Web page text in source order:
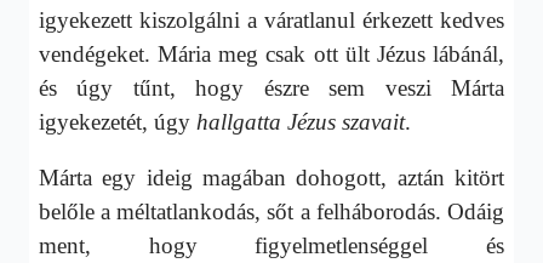
igyekezett kiszolgálni a váratlanul érkezett kedves
vendégeket. Mária meg csak ott ült Jézus lábánál,
és úgy tűnt, hogy észre sem veszi Márta
igyekezetét, úgy hallgatta Jézus szavait.
Márta egy ideig magában dohogott, aztán kitört
belőle a méltatlankodás, sőt a felháborodás. Odáig
ment, hogy figyelmetlenséggel és